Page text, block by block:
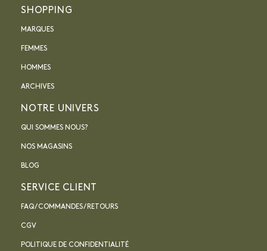
SHOPPING
MARQUES
FEMMES
HOMMES
ARCHIVES
NOTRE UNIVERS
QUI SOMMES NOUS?
NOS MAGASINS
BLOG
SERVICE CLIENT
FAQ / COMMANDES / RETOURS
CGV
POLITIQUE DE CONFIDENTIALITÉ